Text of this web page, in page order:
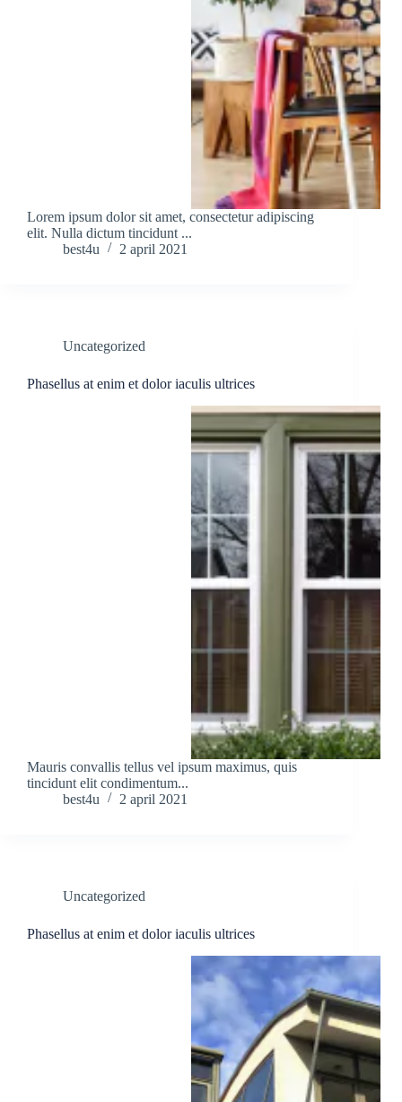
Lorem ipsum dolor sit amet, consectetur adipiscing
elit. Nulla dictum tincidunt ...
best4u
2 april 2021
Uncategorized
Phasellus at enim et dolor iaculis ultrices
Mauris convallis tellus vel ipsum maximus, quis
tincidunt elit condimentum...
best4u
2 april 2021
Uncategorized
Phasellus at enim et dolor iaculis ultrices